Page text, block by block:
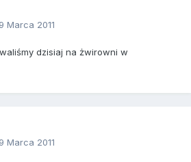
Marca 2011
dzisiaj na żwirowni w
Marca 2011